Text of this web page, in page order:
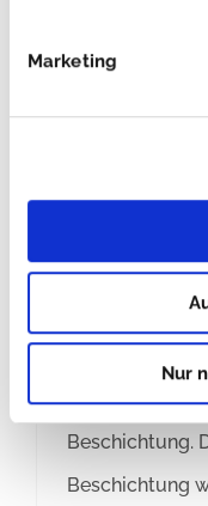
Marketing
Nur
Trans-
Bodenwanne
um eine
Beschichtung.
Beschichtung